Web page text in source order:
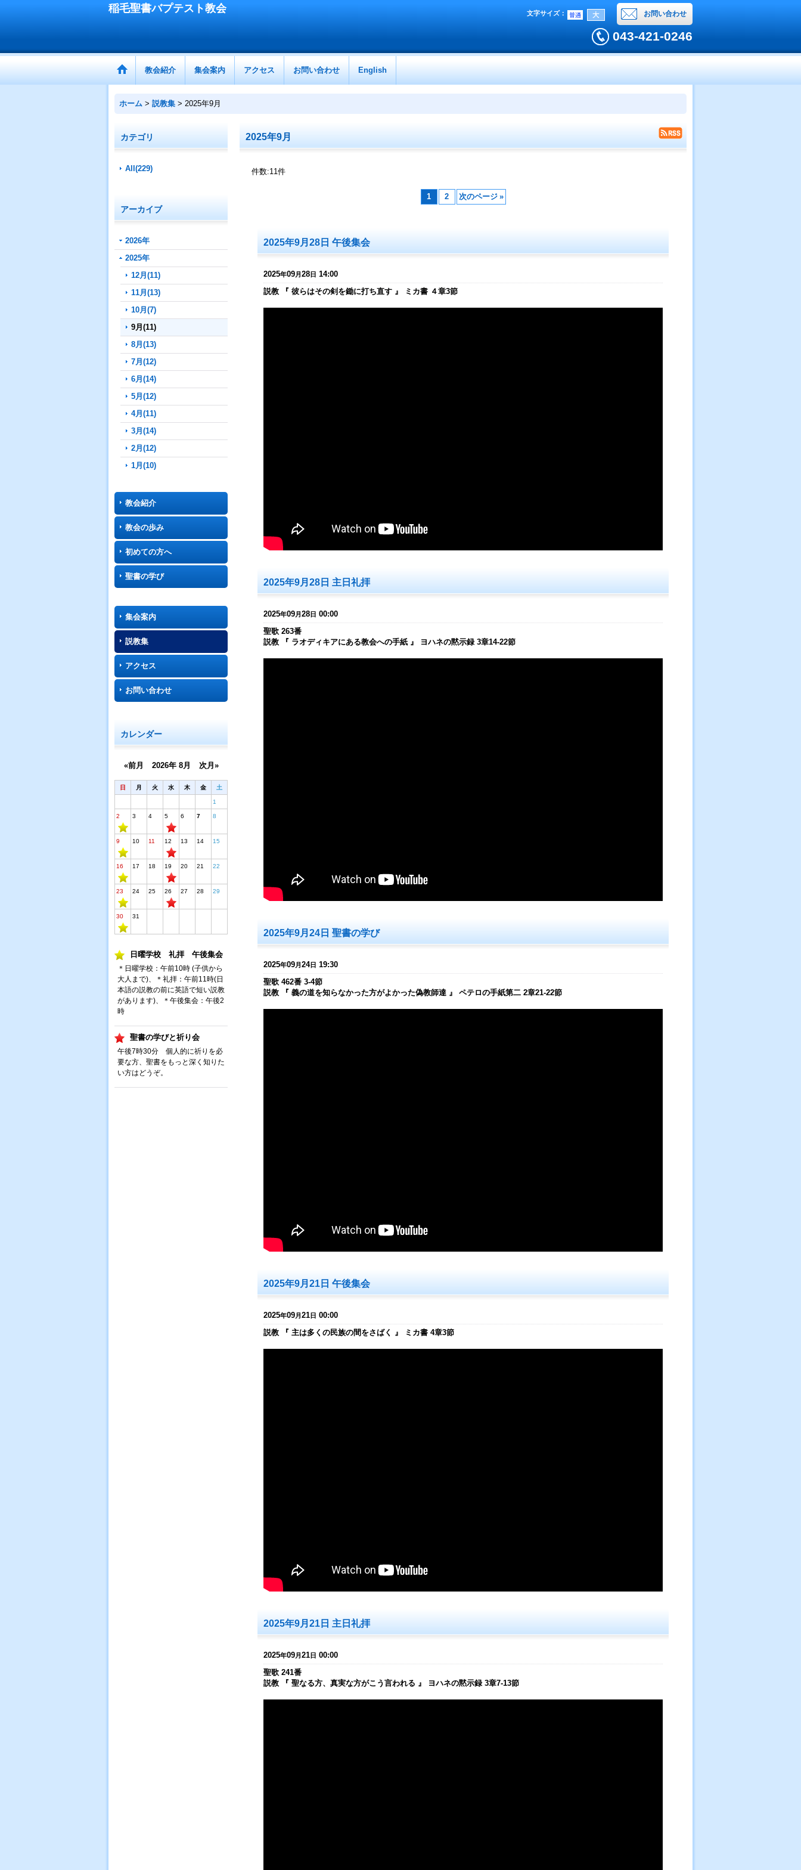
稲毛聖書バプテスト教会 お問い合わせ
文字サイズ：
043-421-0246
教会紹介 集会案内 アクセス お問い合わせ English
ホーム > 説教集 > 2025年9月
カテゴリ
All(229)
アーカイブ
2026年
2025年
12月(11)
11月(13)
10月(7)
9月(11)
8月(13)
7月(12)
6月(14)
5月(12)
4月(11)
3月(14)
2月(12)
1月(10)
教会紹介
教会の歩み
初めての方へ
聖書の学び
集会案内
説教集
アクセス
お問い合わせ
カレンダー
«前月 2026年 8月 次月»
日 月 火 水 木 金 土
1
2 3 4 5 6 7 8
9 10 11 12 13 14 15
16 17 18 19 20 21 22
23 24 25 26 27 28 29
30 31
日曜学校 礼拝 午後集会
＊日曜学校：午前10時 (子供から
大人まで)、＊礼拝：午前11時(日
本語の説教の前に英語で短い説教
があります)、＊午後集会：午後2
時
聖書の学びと祈り会
午後7時30分 個人的に祈りを必
要な方、聖書をもっと深く知りた
い方はどうぞ。
2025年9月
件数:11件
1 2 次のページ »
2025年9月28日 午後集会
2025年09月28日 14:00
説教 『 彼らはその剣を鋤に打ち直す 』 ミカ書 ４章3節
2025年9月28日 主日礼拝
2025年09月28日 00:00
聖歌 263番
説教 『 ラオディキアにある教会への手紙 』 ヨハネの黙示録 3章14-22節
2025年9月24日 聖書の学び
2025年09月24日 19:30
聖歌 462番 3-4節
説教 『 義の道を知らなかった方がよかった偽教師達 』 ペテロの手紙第二 2章21-22節
2025年9月21日 午後集会
2025年09月21日 00:00
説教 『 主は多くの民族の間をさばく 』 ミカ書 4章3節
2025年9月21日 主日礼拝
2025年09月21日 00:00
聖歌 241番
説教 『 聖なる方、真実な方がこう言われる 』 ヨハネの黙示録 3章7-13節